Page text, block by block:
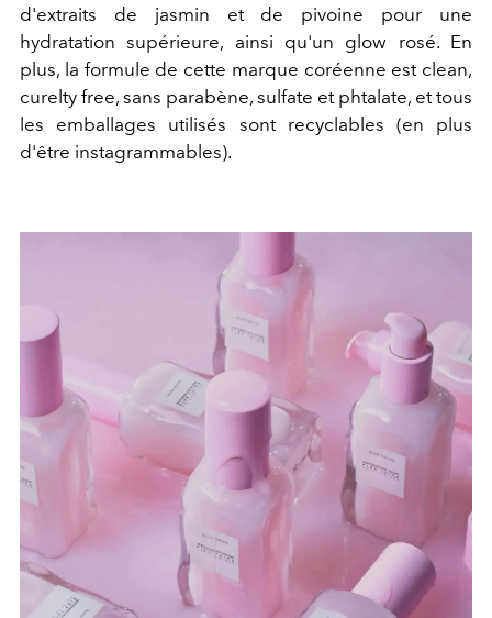
d'extraits de jasmin et de pivoine pour une
hydratation supérieure, ainsi qu'un glow rosé. En
plus, la formule de cette marque coréenne est clean,
curelty free, sans parabène, sulfate et phtalate, et tous
les emballages utilisés sont recyclables (en plus
d'être instagrammables).